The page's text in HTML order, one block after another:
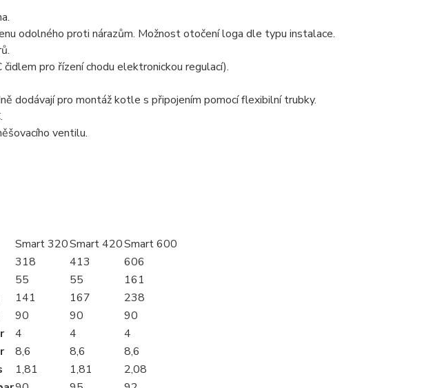
odolného proti nárazům. Možnost otočení loga dle typu instalace.
pro řízení chodu elektronickou regulací).
dodávají pro montáž kotle s připojením pomocí flexibilní trubky.
ventilu.
Smart 320Smart 420Smart 600
318 413
606
55 55
161
141 167
238
90 90
90
4 4
4
8,6 8,6
8,6
1,81 1,81
2,08